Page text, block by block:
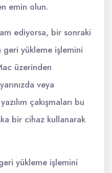
emin olun.
ediyorsa, bir sonraki
geri yükleme işlemini
üzerinden
veya
çakışmaları bu
bir cihaz kullanarak
yükleme işlemini